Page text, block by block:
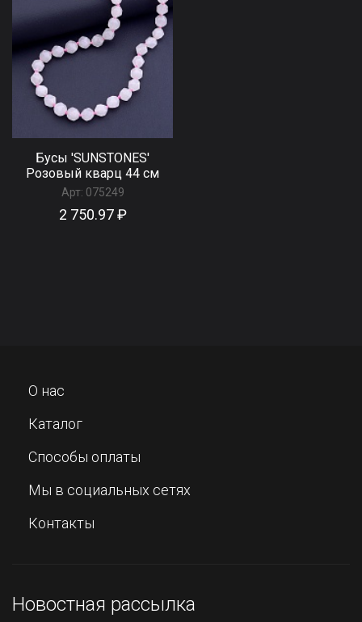
Бусы 'SUNSTONES'
Розовый кварц 44 см
Арт: 075249
2 750.97 ₽
О нас
Каталог
Способы оплаты
Мы в социальных сетях
Контакты
Новостная рассылка